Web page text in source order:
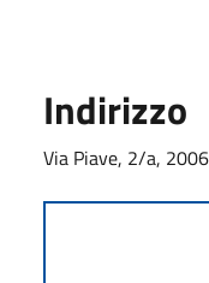
Indirizzo
Via Piave, 2/a,